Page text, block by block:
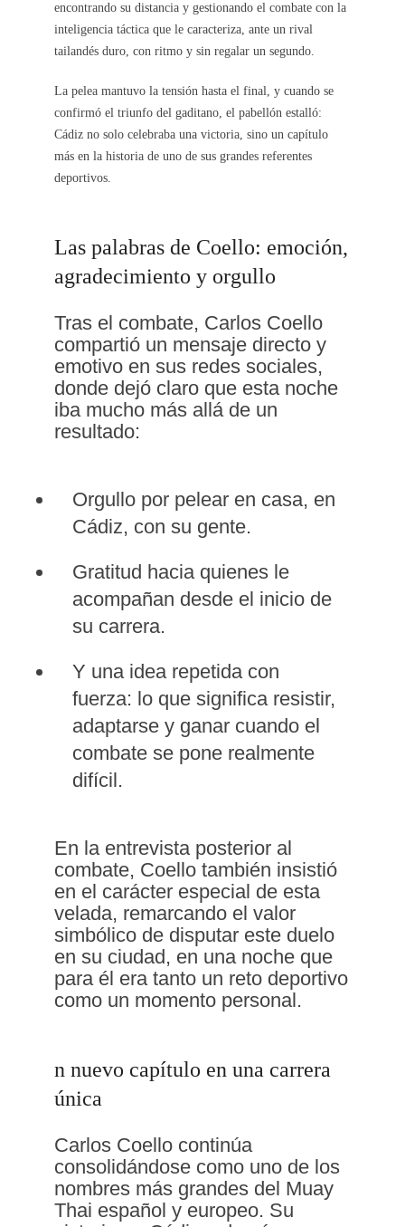
encontrando su distancia y gestionando el combate con la
inteligencia táctica que le caracteriza, ante un rival
tailandés duro, con ritmo y sin regalar un segundo.
La pelea mantuvo la tensión hasta el final, y cuando se
confirmó el triunfo del gaditano, el pabellón estalló:
Cádiz no solo celebraba una victoria, sino un capítulo
más en la historia de uno de sus grandes referentes
deportivos.
Las palabras de Coello: emoción,
agradecimiento y orgullo
Tras el combate, Carlos Coello
compartió un mensaje directo y
emotivo en sus redes sociales,
donde dejó claro que esta noche
iba mucho más allá de un
resultado:
Orgullo por pelear en casa, en
Cádiz, con su gente.
Gratitud hacia quienes le
acompañan desde el inicio de
su carrera.
Y una idea repetida con
fuerza: lo que significa resistir,
adaptarse y ganar cuando el
combate se pone realmente
difícil.
En la entrevista posterior al
combate, Coello también insistió
en el carácter especial de esta
velada, remarcando el valor
simbólico de disputar este duelo
en su ciudad, en una noche que
para él era tanto un reto deportivo
como un momento personal.
n nuevo capítulo en una carrera
única
Carlos Coello continúa
consolidándose como uno de los
nombres más grandes del Muay
Thai español y europeo. Su